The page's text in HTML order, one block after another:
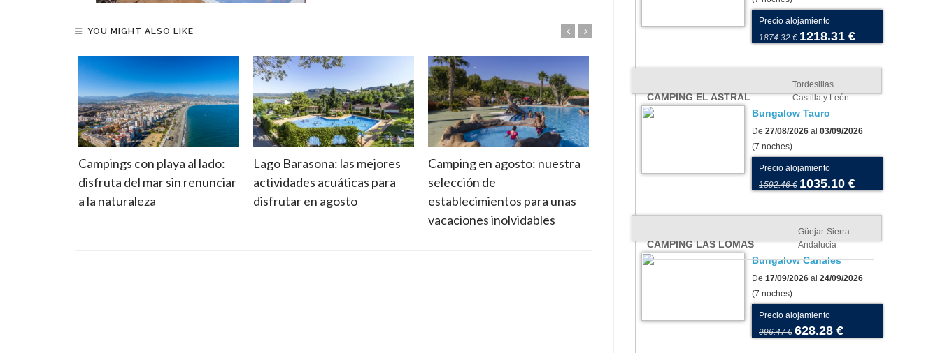
YOU MIGHT ALSO LIKE
Campings con playa al lado:
disfruta del mar sin renunciar
a la naturaleza
Lago Barasona: las mejores
actividades acuáticas para
disfrutar en agosto
Camping en agosto: nuestra
selección de
establecimientos para unas
vacaciones inolvidables
Camping As Cancelas:
conoce Santiago de
esplendor
Precio alojamiento
1874.32 € 1218.31 €
CAMPING EL ASTRAL
Tordesillas
Castilla y León
Bungalow Tauro
De 27/08/2026 al 03/09/2026
(7 noches)
Precio alojamiento
1592.46 € 1035.10 €
CAMPING LAS LOMAS
Güejar-Sierra
Andalucia
Bungalow Canales
De 17/09/2026 al 24/09/2026
(7 noches)
Precio alojamiento
996.47 € 628.28 €